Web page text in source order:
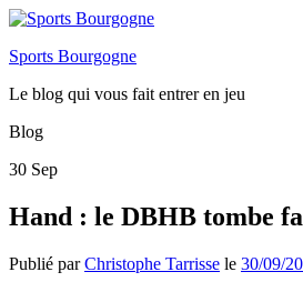
Sports Bourgogne
Le blog qui vous fait entrer en jeu
Blog
30 Sep
Hand : le DBHB tombe
Publié parChristophe Tarrisse le 30/09/